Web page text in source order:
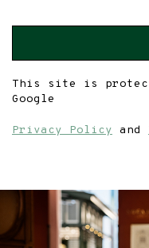
This site is
Google
Privacy Policy and